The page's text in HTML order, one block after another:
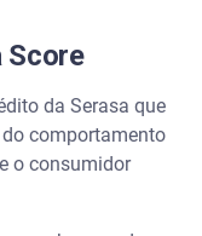
Score
da Serasa que
comportamento
o consumidor